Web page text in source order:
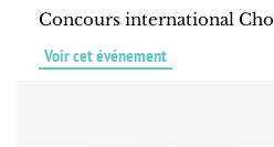
Concours international
Voir cet événement